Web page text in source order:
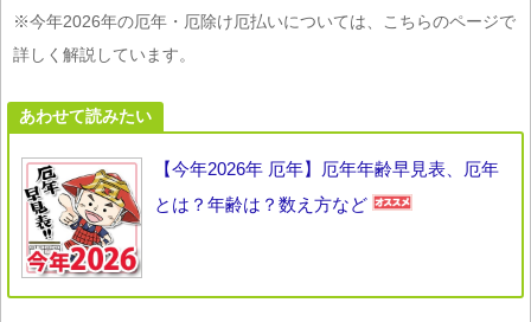
※今年2026年の厄年・厄除け厄払いについては、こちらのページで
詳しく解説しています。
あわせて読みたい
【今年2026年 厄年】厄年年齢早見表、厄年
とは？年齢は？数え方など